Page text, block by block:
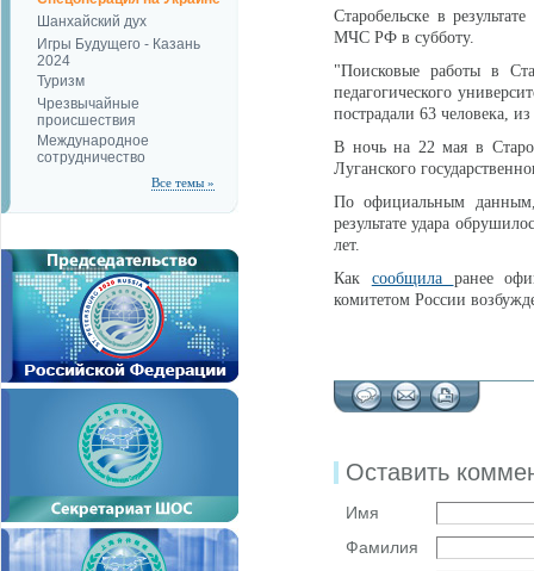
Шанхайский дух
Игры Будущего - Казань
2024
Туризм
Чрезвычайные
происшествия
Международное
сотрудничество
Все темы »
Старобельске в
МЧС РФ в субботу.
"Поисковые работы в
педагогического
пострадали 63 человека,
В ночь на 22 мая в
Луганского
По официальным
результате удара
лет.
Как сообщила ранее
комитетом России
Оставить
Имя
Фамилия